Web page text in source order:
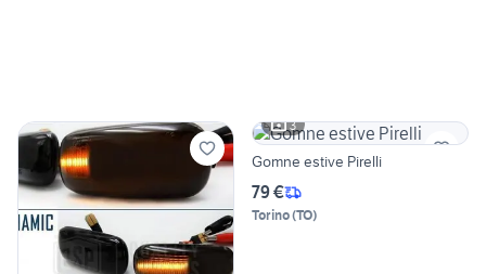
3
Gomne estive Pirelli
79 €
Torino(TO)